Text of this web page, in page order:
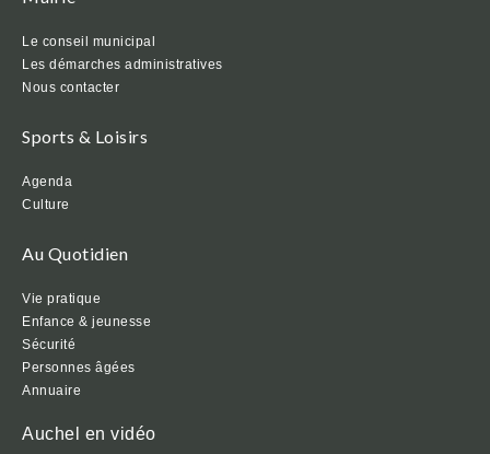
Le conseil municipal
Les démarches administratives
Nous contacter
Sports & Loisirs
Agenda
Culture
Au Quotidien
Vie pratique
Enfance & jeunesse
Sécurité
Personnes âgées
Annuaire
Auchel en vidéo